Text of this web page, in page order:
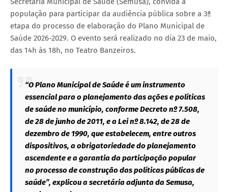
população para participar da audiência pública sobre a 3ª
etapa do processo de elaboração do Plano Municipal de
Saúde 2026-2029. O evento será realizado no dia 23 de maio,
das 14h às 18h, no Teatro Banzeiros.
“O Plano Municipal de Saúde é um instrumento
essencial para o planejamento das ações e políticas
de saúde no município, conforme Decreto nº 7.508,
de 28 de junho de 2011, e a Lei nº 8.142, de 28 de
dezembro de 1990, que estabelecem, entre outros
dispositivos, a obrigatoriedade do planejamento
ascendente e a garantia da participação popular
no processo de construção das políticas públicas de
saúde”, explicou a secretária adjunta da Semusa,